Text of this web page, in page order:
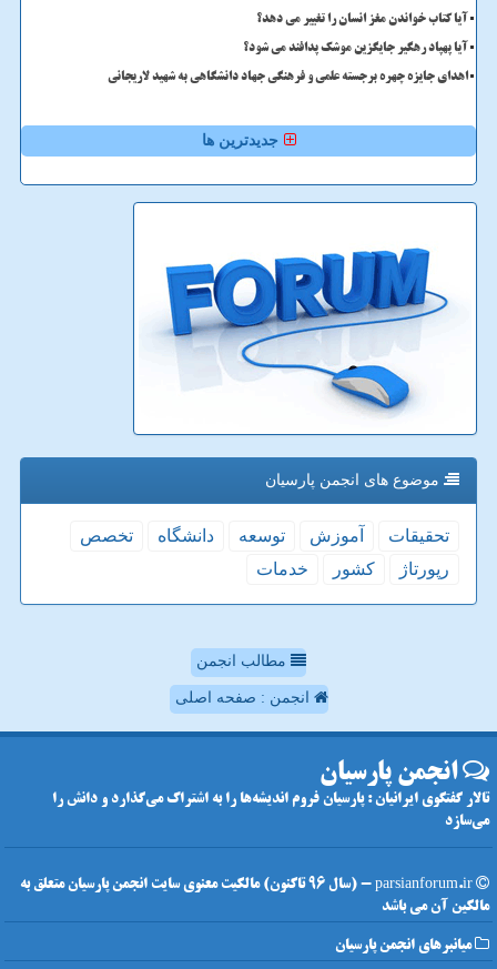
آیا کتاب خواندن مغز انسان را تغییر می دهد؟
آیا پهپاد رهگیر جایگزین موشک پدافند می شود؟
اهدای جایزه چهره برجسته علمی و فرهنگی جهاد دانشگاهی به شهید لاریجانی
جدیدترین ها
موضوع های انجمن پارسیان
تحقیقات آموزش توسعه دانشگاه
تخصص
رپورتاژ
كشور خدمات
مطالب انجمن
انجمن : صفحه اصلی
انجمن پارسیان
تالار گفتگوی ایرانیان : پارسیان فروم اندیشه‌ها را به اشتراک می‌گذارد و دانش را
می‌سازد
parsianforum.ir - (سال 96 تاکنون) مالکیت معنوی سایت انجمن پارسیان متعلق به
مالکین آن می باشد
میانبرهای انجمن پارسیان